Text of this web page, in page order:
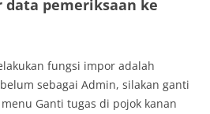
pemeriksaan ke
fungsi impor adalah
sebagai Admin, silakan ganti
Ganti tugas di pojok kanan